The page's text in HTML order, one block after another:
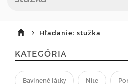
Hľadanie: stužka
KATEGÓRIA
Bavlnené látky Nite